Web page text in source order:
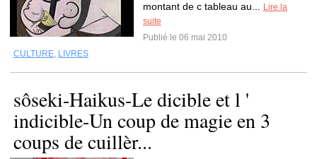
montant de c tableau au...
Lire la
suite
Publié le 06 mai 2010
CULTURE, LIVRES
sôseki-Haikus-Le dicible et l '
indicible-Un coup de magie en 3
coups de cuillèr...